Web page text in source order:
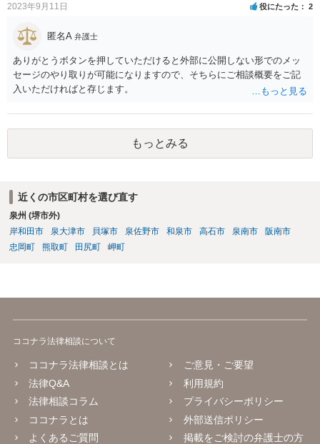
2023年9月11日 役にたった 2
匿名A 弁護士
ありがとうボタンを押していただけると外部に公開しない形でのメッ
セージのやり取りが可能になりますので、そちらにご相談概要をご記
入いただければと存じます。
もっとみる
近くの市区町村を選び直す
泉州 (堺市外)
岸和田市
泉大津市 貝塚市 泉佐野市 和泉市 高石市 泉南市
阪南市
忠岡町
熊取町 田尻町 岬町
ココナラ法律相談について
ココナラ法律相談とは
法律Q&A
法律相談コラム
ココナラとは
よくあるご質問
ご意見・ご要望
利用規約
プライバシーポリシー
外部送信ポリシー
掲載をご検討の弁護士の方